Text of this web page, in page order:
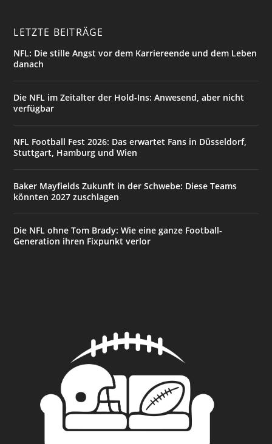
LETZTE BEITRÄGE
NFL: Die stille Angst vor dem Karriereende und dem Leben
danach
Die NFL im Zeitalter der Hold-Ins: Anwesend, aber nicht
verfügbar
NFL Football Fest 2026: Das erwartet Fans in Düsseldorf,
Stuttgart, Hamburg und Wien
Baker Mayfields Zukunft in der Schwebe: Diese Teams
könnten 2027 zuschlagen
Die NFL ohne Tom Brady: Wie eine ganze Football-
Generation ihren Fixpunkt verlor